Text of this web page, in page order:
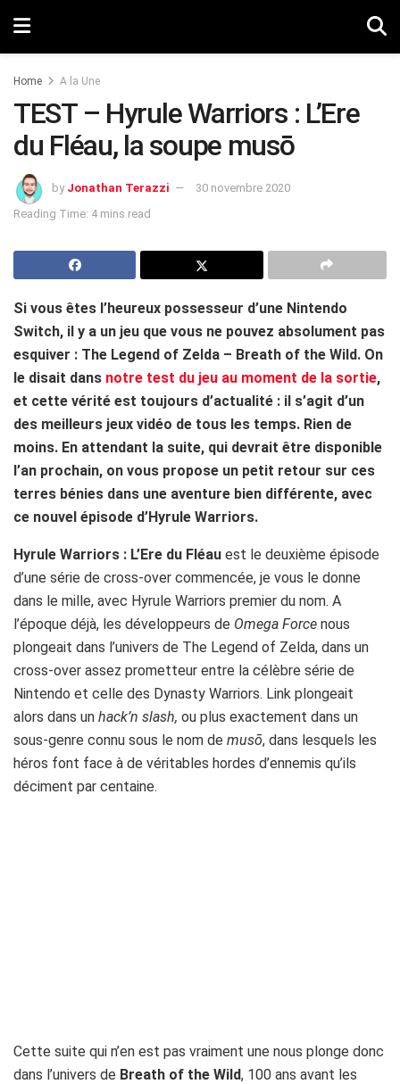
Home A la Une
TEST – Hyrule Warriors : L’Ere
du Fléau, la soupe musō
by Jonathan Terazzi
30 novembre 2020
Reading Time: 4 mins read
Si vous êtes l’heureux possesseur d’une Nintendo
Switch, il y a un jeu que vous ne pouvez absolument pas
esquiver : The Legend of Zelda – Breath of the Wild. On
le disait dans notre test du jeu au moment de la sortie,
et cette vérité est toujours d’actualité : il s’agit d’un
des meilleurs jeux vidéo de tous les temps. Rien de
moins. En attendant la suite, qui devrait être disponible
l’an prochain, on vous propose un petit retour sur ces
terres bénies dans une aventure bien différente, avec
ce nouvel épisode d’Hyrule Warriors.
Hyrule Warriors : L’Ere du Fléau est le deuxième épisode
d’une série de cross-over commencée, je vous le donne
dans le mille, avec Hyrule Warriors premier du nom. A
l’époque déjà, les développeurs de Omega Force nous
plongeait dans l’univers de The Legend of Zelda, dans un
cross-over assez prometteur entre la célèbre série de
Nintendo et celle des Dynasty Warriors. Link plongeait
alors dans un hack’n slash, ou plus exactement dans un
sous-genre connu sous le nom de musō, dans lesquels les
héros font face à de véritables hordes d’ennemis qu’ils
déciment par centaine.
Cette suite qui n’en est pas vraiment une nous plonge donc
dans l’univers de Breath of the Wild, 100 ans avant les